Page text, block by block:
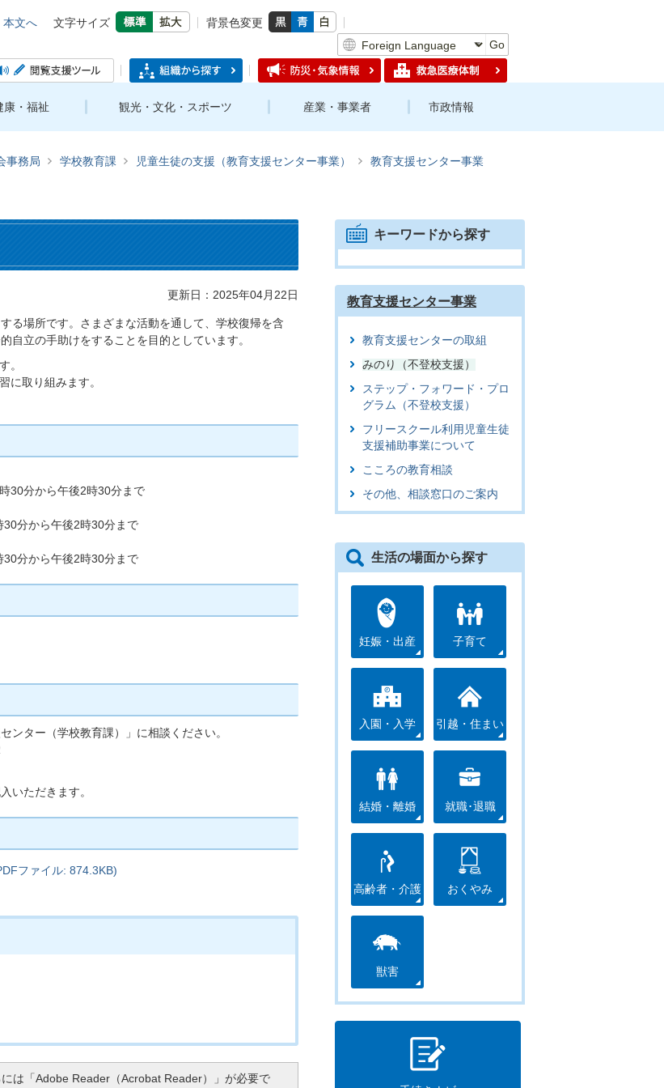
本文へ 文字サイズ
背景色変更
Go
康・福祉 観光・文化・スポーツ 産業・事業者 市政情報
事務局 学校教育課 児童生徒の支援（教育支援センター事業）
教育支援センター事業
更新日：2025年04月22日
る場所です。さまざまな活動を通して、学校復帰を含
自立の手助けをすることを目的としています。
。
に取り組みます。
30分から午後2時30分まで
分から午後2時30分まで
分から午後2時30分まで
ンター（学校教育課）」に相談ください。
いただきます。
ファイル: 874.3KB)
は「Adobe Reader（Acrobat Reader）」が必要で
キーワードから探す
教育支援センター事業
教育支援センターの取組
みのり（不登校支援）
ステップ・フォワード・プロ
グラム（不登校支援）
フリースクール利用児童生徒
支援補助事業について
こころの教育相談
その他、相談窓口のご案内
生活の場面から探す
妊娠・出産 子育て
入園・入学 引越・住まい
結婚・離婚 就職･退職
高齢者・介護 おくやみ
獣害